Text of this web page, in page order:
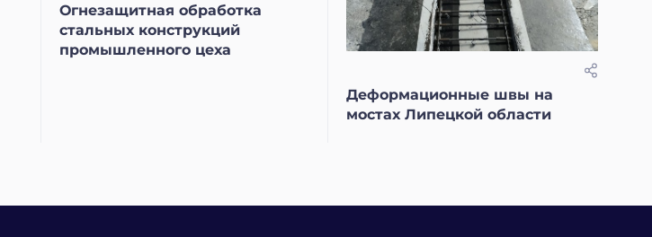
Огнезащитная обработка
стальных конструкций
промышленного цеха
Деформационные швы на
мостах Липецкой области